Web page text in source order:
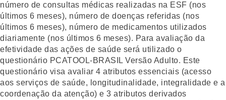
número de consultas médicas realizadas na ESF (nos
últimos 6 meses), número de doenças referidas (nos
últimos 6 meses), número de medicamentos utilizados
diariamente (nos últimos 6 meses). Para avaliação da
efetividade das ações de saúde será utilizado o
questionário PCATOOL-BRASIL Versão Adulto. Este
questionário visa avaliar 4 atributos essenciais (acesso
aos serviços de saúde, longitudinalidade, integralidade e a
coordenação da atenção) e 3 atributos derivados